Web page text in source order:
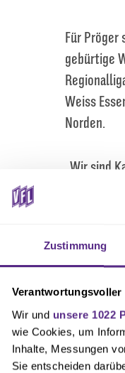
Zustimmung
Verantwortungsvoller
Wir und unsere 1022
wie Cookies, um
Inhalte, Messungen
Sie entscheiden
Für Pröger
gebürtige
Weiss
Norden.
„Wir sind
beim VfL.
Der VfL
sportliche